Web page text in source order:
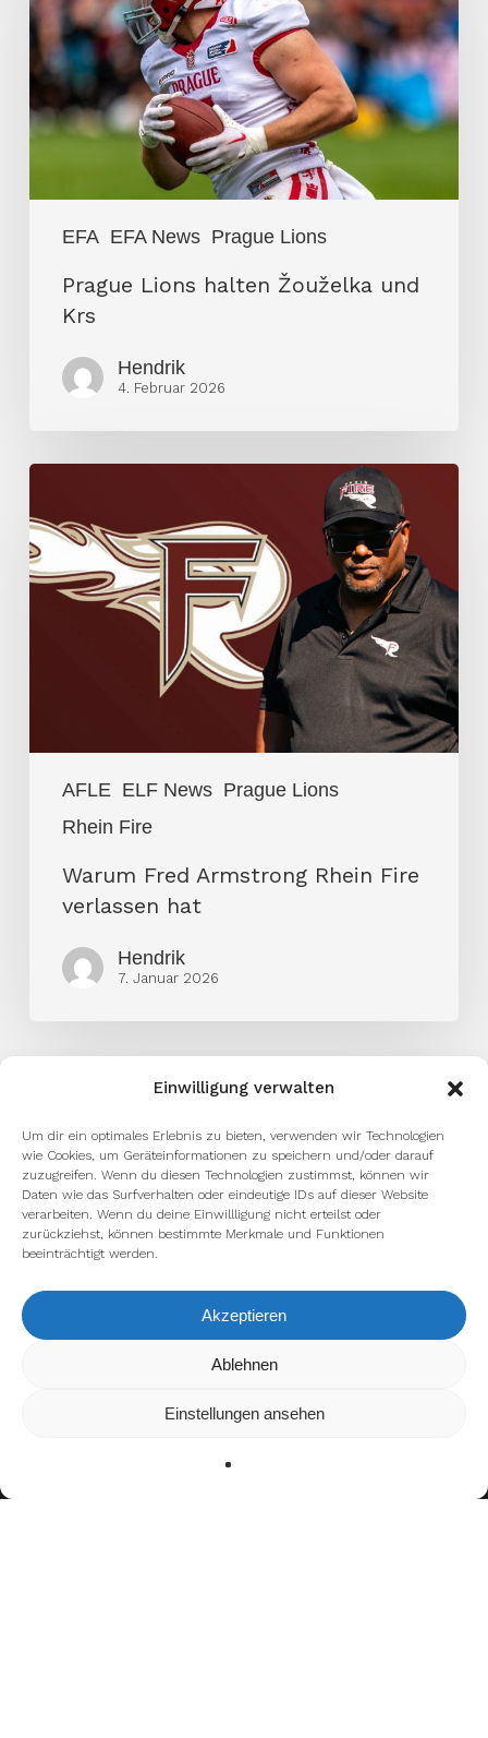
Einwilligung verwalten
Um dir ein optimales Erlebnis zu bieten, verwenden wir Technologien
wie Cookies, um Geräteinformationen zu speichern und/oder darauf
zuzugreifen. Wenn du diesen Technologien zustimmst, können wir
Daten wie das Surfverhalten oder eindeutige IDs auf dieser Website
verarbeiten. Wenn du deine Einwillligung nicht erteilst oder
zurückziehst, können bestimmte Merkmale und Funktionen
beeinträchtigt werden.
Akzeptieren
Ablehnen
Einstellungen ansehen
EFA EFA News Prague Lions
Žouželka
und
Krs
Prague Lions halten Žouželka und
Krs
Hendrik
4. Februar 2026
AFLE ELF News Prague Lions
Rhein Fire
Armstrong
Rhein
Warum Fred Armstrong Rhein Fire
verlassen hat
Hendrik
7. Januar 2026
Wir verwenden Cookies, um dir die bestmögliche Erfahrung auf
kannst du erfahren, welche Cookies wir
verwenden oder sie ausschalten.